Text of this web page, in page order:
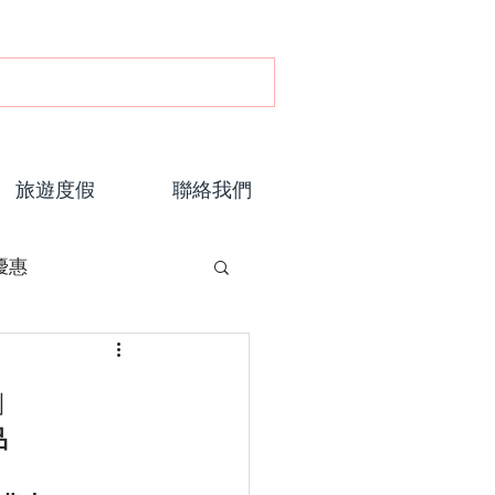
旅遊度假 聯絡我們
惠